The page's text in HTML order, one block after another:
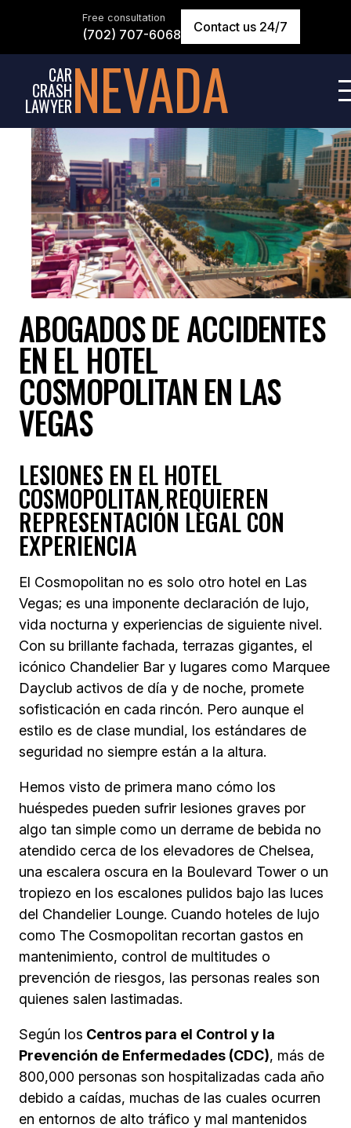
CAR
CRASH
LAWYERNEVADA
Free consultation
(702) 707-6068 Contact us 24/7
ABOGADOS DE ACCIDENTES
EN EL HOTEL
COSMOPOLITAN EN LAS
VEGAS
LESIONES EN EL HOTEL
COSMOPOLITAN REQUIEREN
REPRESENTACIÓN LEGAL CON
EXPERIENCIA
El Cosmopolitan no es solo otro hotel en Las
Vegas; es una imponente declaración de lujo,
vida nocturna y experiencias de siguiente nivel.
Con su brillante fachada, terrazas gigantes, el
icónico Chandelier Bar y lugares como Marquee
Dayclub activos de día y de noche, promete
sofisticación en cada rincón. Pero aunque el
estilo es de clase mundial, los estándares de
seguridad no siempre están a la altura.
Hemos visto de primera mano cómo los
huéspedes pueden sufrir lesiones graves por
algo tan simple como un derrame de bebida no
atendido cerca de los elevadores de Chelsea,
una escalera oscura en la Boulevard Tower o un
tropiezo en los escalones pulidos bajo las luces
del Chandelier Lounge. Cuando hoteles de lujo
como The Cosmopolitan recortan gastos en
mantenimiento, control de multitudes o
prevención de riesgos, las personas reales son
quienes salen lastimadas.
Según los Centros para el Control y la
Prevención de Enfermedades (CDC), más de
800,000 personas son hospitalizadas cada año
debido a caídas, muchas de las cuales ocurren
en entornos de alto tráfico y mal mantenidos